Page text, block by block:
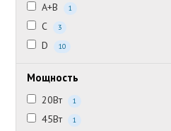
A+B 1
C 3
D 10
Мощность
20Вт 1
45Вт 1